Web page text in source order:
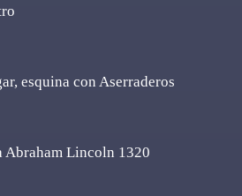
esquina con Aserraderos
Abraham Lincoln 1320